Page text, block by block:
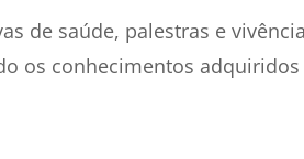
de saúde, palestras e
os conhecimentos adquiridos